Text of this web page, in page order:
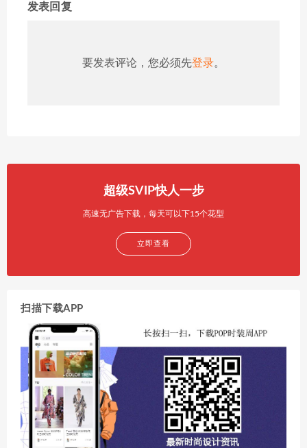
发表回复
要发表评论，您必须先登录。
超级SVIP快人一步
高速无广告下载，每天可以下15个花型
立即查看
扫描下载APP